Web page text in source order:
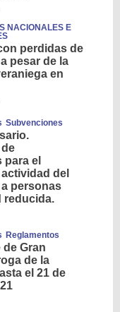
NACIONALES E
perdidas de
pesar de la
en
Subvenciones
el
del
personas
reducida.
Reglamentos
de Gran
de la
el 21 de